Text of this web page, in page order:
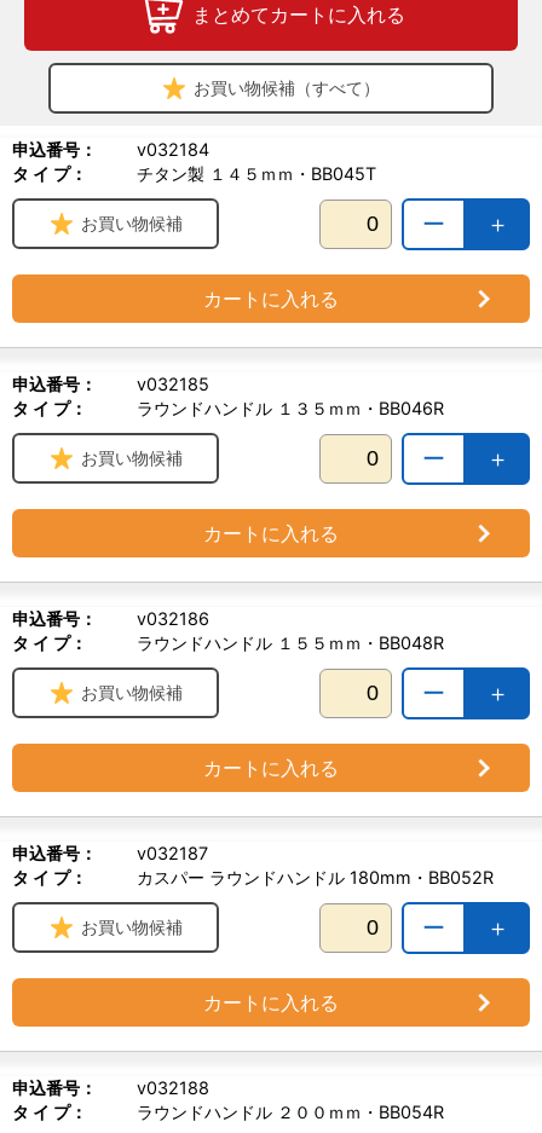
まとめてカートに入れる
お買い物候補（すべて）
申込番号：
v032184
タ イ プ：
チタン製 １４５ｍｍ・BB045T
＋
ー
お買い物候補
カートに入れる
申込番号：
v032185
タ イ プ：
ラウンドハンドル １３５ｍｍ・BB046R
＋
ー
お買い物候補
カートに入れる
申込番号：
v032186
タ イ プ：
ラウンドハンドル １５５ｍｍ・BB048R
＋
ー
お買い物候補
カートに入れる
申込番号：
v032187
タ イ プ：
カスパー ラウンドハンドル 180mm・BB052R
＋
ー
お買い物候補
カートに入れる
申込番号：
v032188
タ イ プ：
ラウンドハンドル ２００ｍｍ・BB054R